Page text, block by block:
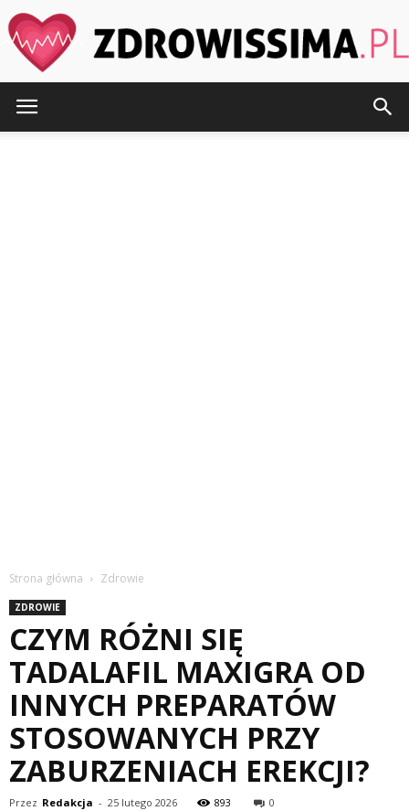
Strona główna Zdrowie
ZDROWIE
CZYM RÓŻNI SIĘ
TADALAFIL MAXIGRA OD
INNYCH PREPARATÓW
STOSOWANYCH PRZY
ZABURZENIACH EREKCJI?
Przez Redakcja - 25 lutego 2026 893 0